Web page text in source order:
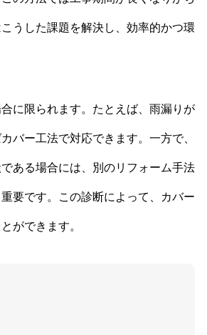
うした課題を解決し、効率的かつ環
に限られます。たとえば、雨漏りが
バー工法で対応できます。一方で、
ある場合には、別のリフォーム手法
要です。この診断によって、カバー
ができます。